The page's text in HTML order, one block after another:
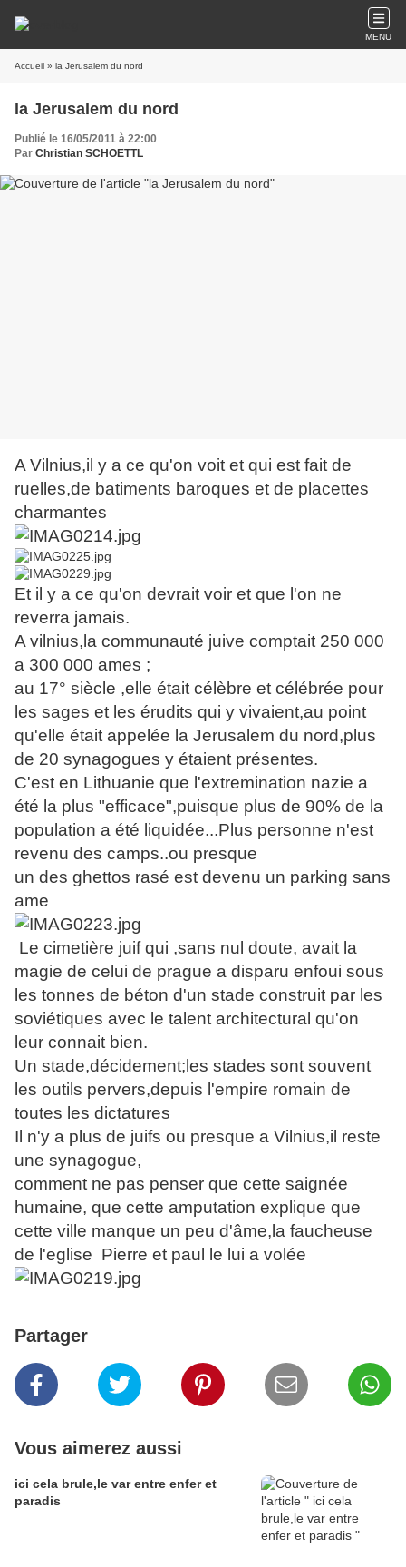
MENU
Accueil » la Jerusalem du nord
la Jerusalem du nord
Publié le 16/05/2011 à 22:00
Par Christian SCHOETTL
A Vilnius,il y a ce qu'on voit et qui est fait de
ruelles,de batiments baroques et de placettes
charmantes
Et il y a ce qu'on devrait voir et que l'on ne
reverra jamais.
A vilnius,la communauté juive comptait 250 000
a 300 000 ames ;
au 17° siècle ,elle était célèbre et célébrée pour
les sages et les érudits qui y vivaient,au point
qu'elle était appelée la Jerusalem du nord,plus
de 20 synagogues y étaient présentes.
C'est en Lithuanie que l'extremination nazie a
été la plus "efficace",puisque plus de 90% de la
population a été liquidée...Plus personne n'est
revenu des camps..ou presque
un des ghettos rasé est devenu un parking sans
ame
Le cimetière juif qui ,sans nul doute, avait la
magie de celui de prague a disparu enfoui sous
les tonnes de béton d'un stade construit par les
soviétiques avec le talent architectural qu'on
leur connait bien.
Un stade,décidement;les stades sont souvent
les outils pervers,depuis l'empire romain de
toutes les dictatures
Il n'y a plus de juifs ou presque a Vilnius,il reste
une synagogue,
comment ne pas penser que cette saignée
humaine, que cette amputation explique que
cette ville manque un peu d'âme,la faucheuse
de l'eglise Pierre et paul le lui a volée
Partager
Vous aimerez aussi
ici cela brule,le var entre enfer et
paradis